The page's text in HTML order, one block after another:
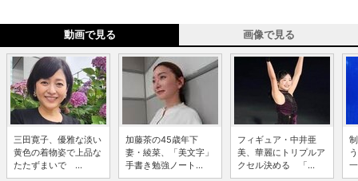
動画で見る 画像で見る
三田寛子、優雅な淡い
黄色の着物姿で上品な
たたずまいで ...
加藤茶の45歳年下
妻・綾菜、「美文字」
手書き勉強ノート...
フィギュア・中井亜
美、華麗にトリプルア
クセル決める 「...